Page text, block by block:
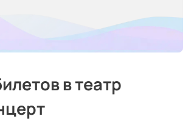
в театр